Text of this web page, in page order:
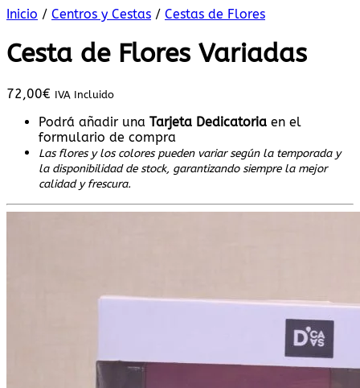
Inicio / Centros y Cestas / Cestas de Flores
Cesta de Flores Variadas
72,00€ IVA Incluido
Podrá añadir una Tarjeta Dedicatoria en el
formulario de compra
Las flores y los colores pueden variar según la temporada y
la disponibilidad de stock, garantizando siempre la mejor
calidad y frescura.